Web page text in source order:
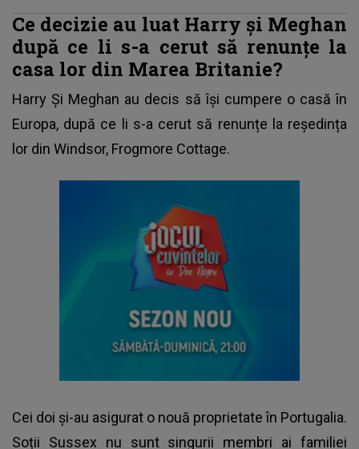
Ce decizie au luat Harry și Meghan
după ce li s-a cerut să renunțe la
casa lor din Marea Britanie?
Harry Și Meghan au decis să își cumpere o casă în
Europa, după ce li s-a cerut să renunțe la reședința
lor din Windsor, Frogmore Cottage.
Cei doi și-au asigurat o nouă proprietate în Portugalia.
Soții Sussex nu sunt singurii membri ai familiei